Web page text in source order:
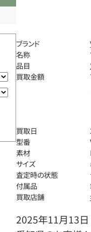
ブランド
名称
品目
買取金額
買取日
型番
素材
サイズ
査定時の状態
付属品
買取店舗
2025年11月13日